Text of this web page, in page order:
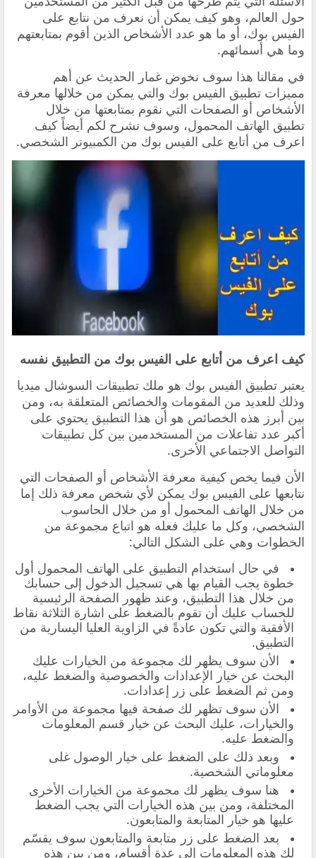
حول العالم، وهو كيف يمكن أن نعرف من نتابع على
الفيس بوك، أو ما هو عدد الأشخاص الذين أقوم بمتابعتهم
وما هي أسمائهم.
في مقالنا هذا سوف نخوض غمار الحديث عن أهم
مميزات تطبيق الفيس بوك والتي يمكن من خلالها معرفة
الأشخاص أو الصفحات التي نقوم بمتابعتها من خلال
تطبيق الهاتف المحمول، وسوف نشرح لكم أيضاً كيف
اعرف من أتابع على الفيس بوك من الكمبيوتر الشخصي.
كيف اعرف من أتابع على الفيس بوك من التطبيق نفسه
يعتبر تطبيق الفيس بوك هو ملك تطبيقات السوشال ميديا
وذلك للعديد من المقومات والخصائص المتعلقة به، ومن
بين أبرز هذه الخصائص هو أن هذا التطبيق يحتوي على
أكبر عدد تفاعلات من المستخدمين بين كل تطبيقات
التواصل الاجتماعي الأخرى.
الأن فيما يخص كيفية معرفة الأشخاص أو الصفحات التي
نتابعها على الفيس بوك يمكن لأي شخص معرفة ذلك إما
من خلال الهاتف المحمول أو من خلال الحاسوب
الشخصي، وكل ما عليك فعله هو اتباع مجموعة من
الخطوات وهي على الشكل التالي:
في حال استخدام التطبيق على الهاتف المحمول أول
خطوة يجب القيام بها هي تسجيل الدخول إلى حسابك
من خلال هذا التطبيق، وعند ظهور الصفحة الرئيسية
للحساب عليك أن تقوم بالضغط على اشارة الثلاثة نقاط
الأفقية والتي تكون عادةً في الزاوية العليا اليسارية من
التطبيق.
الأن سوف يظهر لك مجموعة من الخيارات عليك
البحث عن خيار الإعدادات والخصوصية والضغط عليه،
ومن ثم الضغط على زر إعدادات.
الأن سوف تظهر لك صفحة فيها مجموعة من الأوامر
والخيارات، عليك البحث عن خيار قسم المعلومات
والضغط عليه.
وبعد ذلك على الضغط على خيار الوصول غلى
معلوماتي الشخصية.
هنا سوف يظهر لك مجموعة من الخيارات الأخرى
المختلفة، ومن بين هذه الخيارات التي يجب الضغط
عليها هو خيار المتابعة والمتابعون.
بعد الضغط على زر متابعة والمتابعون سوف يقسّم
لك هذه المعلومات إلى عدة أقسام، ومن بين هذه